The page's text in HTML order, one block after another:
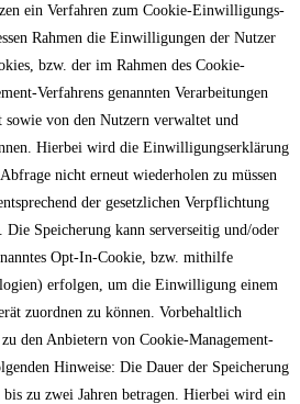
ein Verfahren zum Cookie-Einwilligungs-
Rahmen die Einwilligungen der Nutzer
bzw. der im Rahmen des Cookie-
Verfahrens genannten Verarbeitungen
von den Nutzern verwaltet und
Hierbei wird die Einwilligungserklärung
nicht erneut wiederholen zu müssen
der gesetzlichen Verpflichtung
Die Speicherung kann serverseitig und/oder
Opt-In-Cookie, bzw. mithilfe
erfolgen, um die Einwilligung einem
zuordnen zu können. Vorbehaltlich
den Anbietern von Cookie-Management-
Hinweise: Die Dauer der Speicherung
zu zwei Jahren betragen. Hierbei wird ein